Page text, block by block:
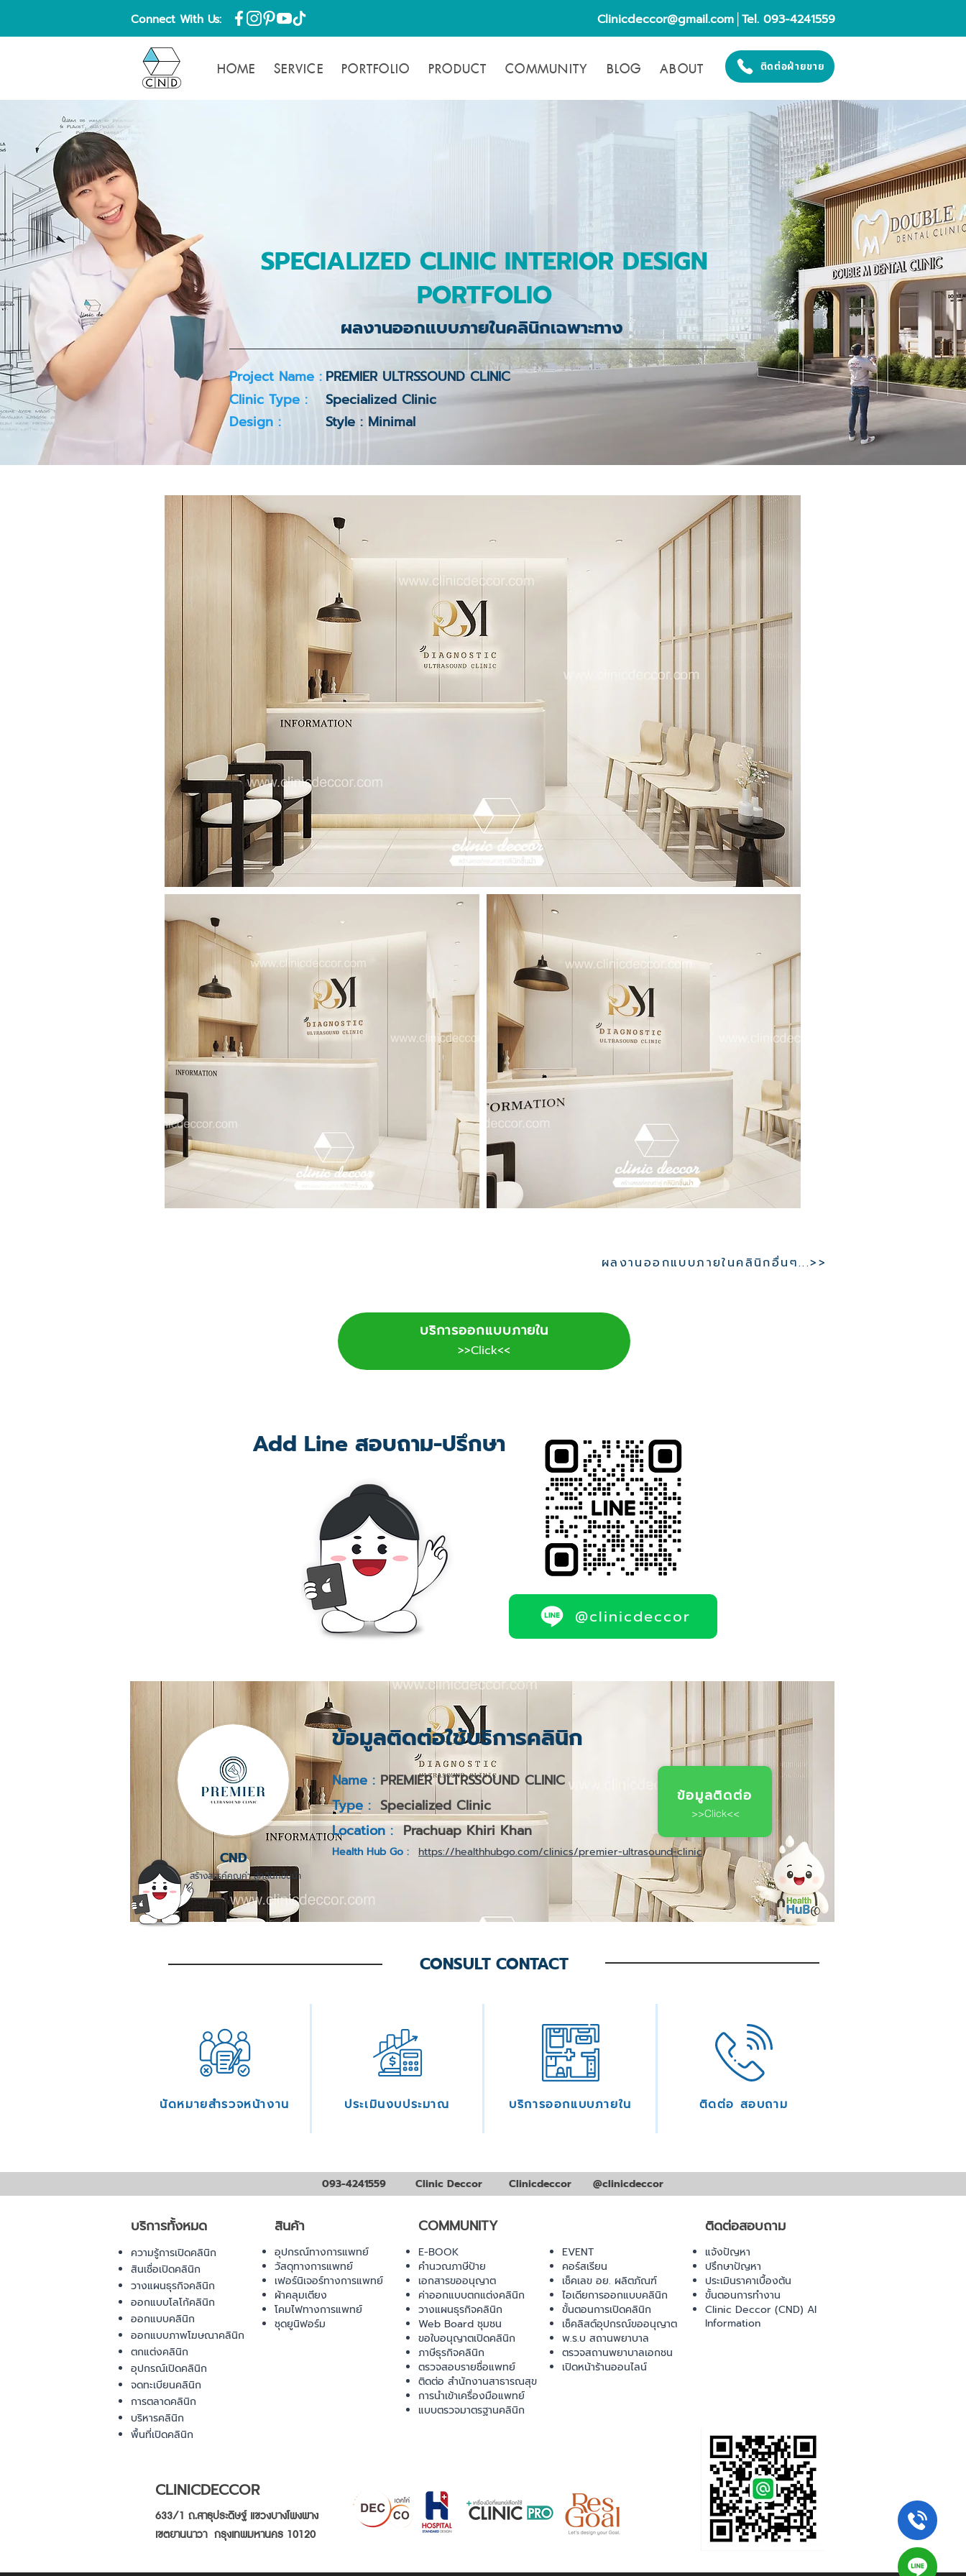
Connect With Us: Clinicdeccor@gmail.com │Tel. 093-4241559
HOME SERVICE PORTFOLIO PRODUCT COMMUNITY BLOG ABOUT ติดต่อฝ่ายขาย
SPECIALIZED CLINIC INTERIOR DESIGN
PORTFOLIO
ผลงานออกแบบภายในคลินิกเฉพาะทาง
Project Name : PREMIER ULTRSSOUND CLINIC
Clinic Type :
Specialized Clinic
Design :
Style : Minimal
ผลงานออกแบบภายในคลินิกอื่นๆ...>>
บริการออกแบบภายใน
>>Click<<
@clinicdeccor
Add Line สอบถาม-ปรึกษา
CND
ข้อมูลติดต่อใช้บริการคลินิก
Name : PREMIER ULTRSSOUND CLINIC
Type : Specialized Clinic
Location : Prachuap Khiri Khan
ข้อมูลติดต่อ
>>Click<<
Health Hub Go : https://healthhubgo.com/clinics/premier-ultrasound-clinic
สร้างสรรค์คุณค่า สู่คลินิกชั้นนำ
CONSULT CONTACT
นัดหมายสำรวจหน้างาน ประเมินงบประมาณ บริการออกแบบภายใน ติดต่อ สอบถาม
093-4241559 Clinic Deccor Clinicdeccor @clinicdeccor
บริการทั้งหมด
ความรู้การเปิดคลินิก
สินเชื่อเปิดคลินิก
วางแผนธุรกิจคลินิก
ออกแบบโลโก้คลินิก
ออกแบบคลินิก
ออกแบบภาพโฆษณาคลินิก
ตกแต่งคลินิก
อุปกรณ์เปิดคลินิก
จดทะเบียนคลินิก
การตลาดคลินิก
บริหารคลินิก
พื้นที่เปิดคลินิก
สินค้า
อุปกรณ์ทางการแพทย์
วัสดุทางการแพทย์
เฟอร์นิเจอร์ทางการแพทย์
ผ้าคลุมเตียง
โคมไฟทางการแพทย์
ชุดยูนิฟอร์ม
COMMUNITY
E-BOOK
คำนวณภาษีป้าย
เอกสารขออนุญาต
ค่าออกแบบตกแต่งคลินิก
วางแผนธุรกิจคลินิก
Web Board ชุมชน
ขอใบอนุญาตเปิดคลินิก
ภาษีธุรกิจคลินิก
ตรวจสอบรายชื่อแพทย์
ติดต่อ สำนักงานสาธารณสุข
การนำเข้าเครื่องมือแพทย์
แบบตรวจมาตรฐานคลินิก
CLINICDECCOR
633/1 ถ.สาธุประดิษฐ์ แขวงบางโพงพาง
เขตยานนาวา กรุงเทพมหานคร 10120
ติดต่อสอบถาม
EVENT
คอร์สเรียน
เช็คเลข อย. ผลิตภัณฑ์
ไอเดียการออกแบบคลินิก
ขั้นตอนการเปิดคลินิก
เช็คลิสต์อุปกรณ์ขออนุญาต
พ.ร.บ สถานพยาบาล
ตรวจสถานพยาบาลเอกชน
เปิดหน้าร้านออนไลน์
แจ้งปัญหา
ปรึกษาปัญหา
ประเมินราคาเบื้องต้น
ขั้นตอนการทำงาน
Clinic Deccor (CND) AI
Information